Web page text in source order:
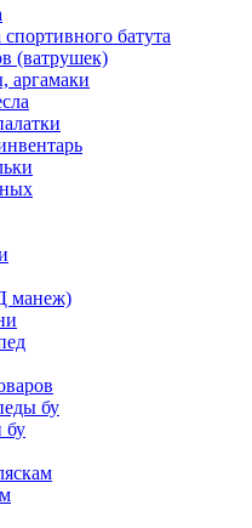
батута
(ватрушек)
аргамаки
манеж)
бу
бу